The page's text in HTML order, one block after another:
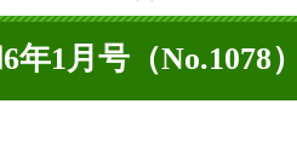
年1月号（No.1078）